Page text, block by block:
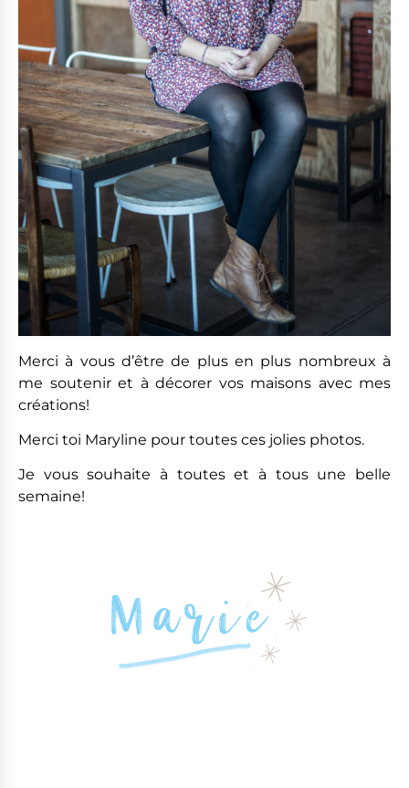
Merci à vous d’être de plus en plus nombreux à
me soutenir et à décorer vos maisons avec mes
créations!
Merci toi Maryline pour toutes ces jolies photos.
Je vous souhaite à toutes et à tous une belle
semaine!